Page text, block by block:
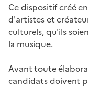
Ce dispositif créé
d'artistes et
culturels, qu'ils
la musique.
Avant toute
candidats doivent